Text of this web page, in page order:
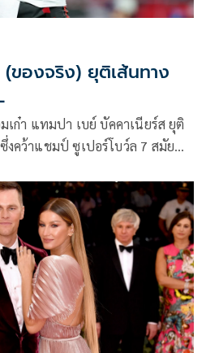
(ของจริง) ยุติเส้นทาง
เก๋า แทมปา เบย์ บัคคาเนียร์ส ยุติ
คว้าแชมป์ ซูเปอร์โบว์ล 7 สมัย